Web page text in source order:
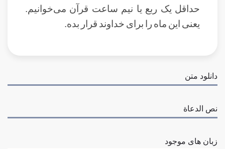
حداقل یک ربع یا نیم ساعت قرآن می‌خوانیم.
یعنی این ماه را برای خداوند قرار بده.
دانلود متن
نص الدعاة
زبان های موجود